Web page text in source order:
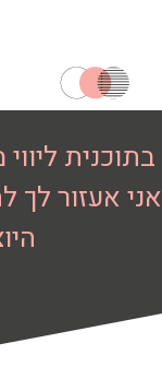
בתוכנית
אני אעזור לך